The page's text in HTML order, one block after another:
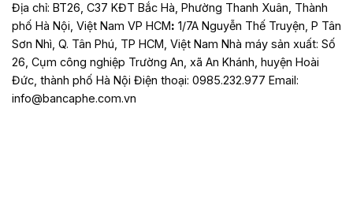
Địa chỉ: BT26, C37 KĐT Bắc Hà, Phường Thanh Xuân, Thành
phố Hà Nội, Việt Nam VP HCM: 1/7A Nguyễn Thế Truyện, P Tân
Sơn Nhì, Q. Tân Phú, TP HCM, Việt Nam Nhà máy sản xuất: Số
26, Cụm công nghiệp Trường An, xã An Khánh, huyện Hoài
Đức, thành phố Hà Nội Điện thoại: 0985.232.977 Email:
info@bancaphe.com.vn